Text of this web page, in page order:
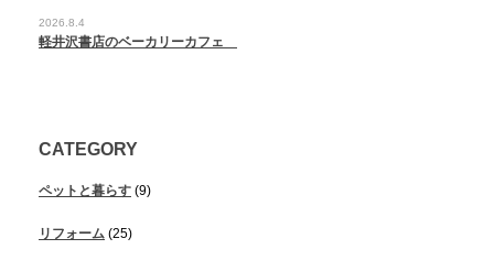
2026.8.4
軽井沢書店のベーカリーカフェ
CATEGORY
ペットと暮らす (9)
リフォーム (25)